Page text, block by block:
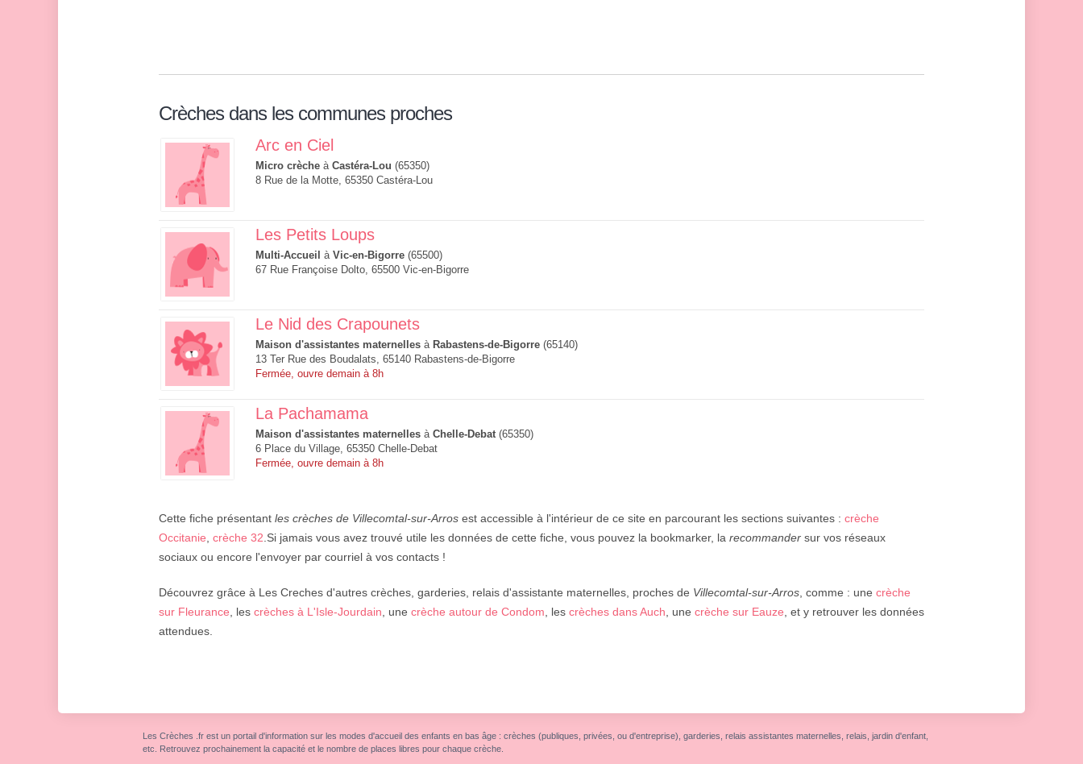
Crèches dans les communes proches
Arc en Ciel
Micro crèche à Castéra-Lou (65350)
8 Rue de la Motte, 65350 Castéra-Lou
Les Petits Loups
Multi-Accueil à Vic-en-Bigorre (65500)
67 Rue Françoise Dolto, 65500 Vic-en-Bigorre
Le Nid des Crapounets
Maison d'assistantes maternelles à Rabastens-de-Bigorre (65140)
13 Ter Rue des Boudalats, 65140 Rabastens-de-Bigorre
Fermée, ouvre demain à 8h
La Pachamama
Maison d'assistantes maternelles à Chelle-Debat(65350)
6 Place du Village, 65350 Chelle-Debat
Fermée, ouvre demain à 8h
Cette fiche présentant les crèches de Villecomtal-sur-Arros est accessible à l'intérieur de ce site en parcourant les sections suivantes : crèche
Occitanie crèche 32 .Si jamais vous avez trouvé utile les données de cette fiche, vous pouvez la bookmarker, la recommander sur vos réseaux
sociaux ou encore l'envoyer par courriel à vos contacts !
Découvrez grâce à Les Creches d'autres crèches, garderies, relais d'assistante maternelles, proches de Villecomtal-sur-Arros , comme : une crèche
sur Fleurance , les crèches à L'Isle-Jourdain , une crèche autour de Condom , les crèches dans Auch , une crèche sur Eauze , et y retrouver les données
attendues.
Les Crèches .fr est un portail d'information sur les modes d'accueil des enfants en bas âge : crèches (publiques, privées, ou d'entreprise), garderies, relais assistantes maternelles, relais, jardin d'enfant,
etc. Retrouvez prochainement la capacité et le nombre de places libres pour chaque crèche.